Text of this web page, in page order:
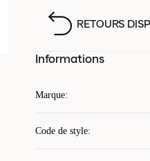
RETOURS
Informations
Marque:
Code de style: